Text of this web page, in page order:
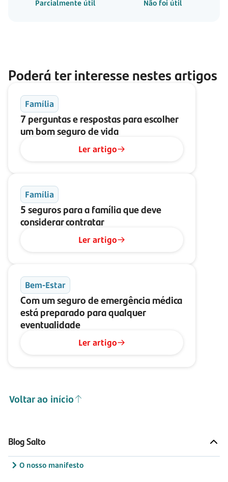
Parcialmente útil Não foi útil
Poderá ter interesse nestes artigos
Família
7 perguntas e respostas para escolher
um bom seguro de vida
Ler artigo
Família
5 seguros para a família que deve
considerar contratar
Ler artigo
Bem-Estar
Com um seguro de emergência médica
está preparado para qualquer
eventualidade
Ler artigo
Voltar ao início
Blog Salto
O nosso manifesto